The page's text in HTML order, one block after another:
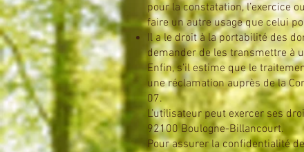
pour la constatation, l’exercice
faire un autre usage que celui
Il a le droit à la portabilité des
demander de les transmettre à
Enfin, s’il estime que le
une réclamation auprès de la
07.
L’utilisateur peut exercer ses
92100 Boulogne-Billancourt.
Pour assurer la confidentialité de